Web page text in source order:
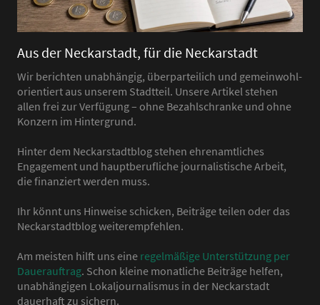
Aus der Neckarstadt, für die Neckarstadt
Wir berichten unabhängig, überparteilich und gemeinwohl-
orientiert aus unserem Stadtteil. Unsere Artikel stehen
allen frei zur Verfügung – ohne Bezahlschranke und ohne
Konzern im Hintergrund.
Hinter dem Neckarstadtblog stehen ehrenamtliches
Engagement und hauptberufliche journalistische Arbeit,
die finanziert werden muss.
Ihr könnt uns Hinweise schicken, Beiträge teilen oder das
Neckarstadtblog weiterempfehlen.
Am meisten hilft uns eine regelmäßige Unterstützung per
Dauerauftrag. Schon kleine monatliche Beiträge helfen,
unabhängigen Lokaljournalismus in der Neckarstadt
dauerhaft zu sichern.